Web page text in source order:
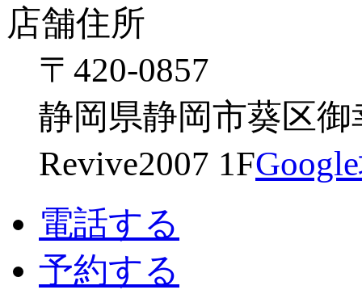
店舗住所
〒420-0857
静岡県静岡市葵区御
Revive2007 1F
電話する
予約する